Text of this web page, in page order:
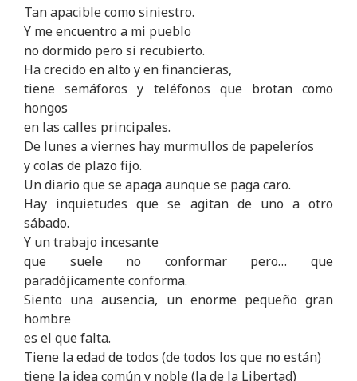
Tan apacible como siniestro.
Y me encuentro a mi pueblo
no dormido pero si recubierto.
Ha crecido en alto y en financieras,
tiene semáforos y teléfonos que brotan como
hongos
en las calles principales.
De lunes a viernes hay murmullos de papeleríos
y colas de plazo fijo.
Un diario que se apaga aunque se paga caro.
Hay inquietudes que se agitan de uno a otro
sábado.
Y un trabajo incesante
que suele no conformar pero… que
paradójicamente conforma.
Siento una ausencia, un enorme pequeño gran
hombre
es el que falta.
Tiene la edad de todos (de todos los que no están)
tiene la idea común y noble (la de la Libertad)